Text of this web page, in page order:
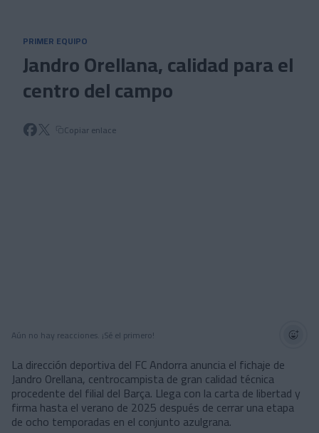
PRIMER EQUIPO
Jandro Orellana, calidad para el
centro del campo
Copiar enlace
Aún no hay reacciones. ¡Sé el primero!
La dirección deportiva del FC Andorra anuncia el fichaje de
Jandro Orellana, centrocampista de gran calidad técnica
procedente del filial del Barça. Llega con la carta de libertad y
firma hasta el verano de 2025 después de cerrar una etapa
de ocho temporadas en el conjunto azulgrana.